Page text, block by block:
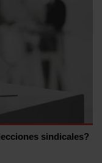
sindicales?